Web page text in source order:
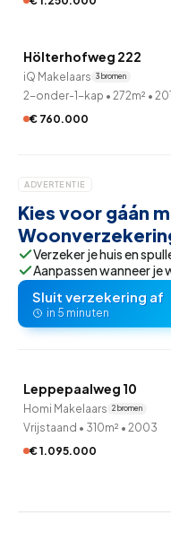
Verkocht onder
Hölterhofweg 222
iQ Makelaars 3 bronnen
2-onder-1-kap • 272m² •
€ 760.000
ADVERTENTIE
Kies voor gáán
Verzeker je huis en
Aanpassen wanneer je
Sluit verzekering af
in 5 minuten
Onder optie
Leppepaalweg 10
Homi Makelaars 2 bronnen
Vrijstaand • 310m² • 2003
€ 1.095.000